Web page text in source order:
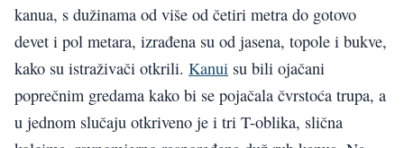
kanua, s dužinama od više od četiri metra do gotovo
devet i pol metara, izrađena su od jasena, topole i bukve,
kako su istraživači otkrili. Kanui su bili ojačani
poprečnim gredama kako bi se pojačala čvrstoća trupa, a
u jednom slučaju otkriveno je i tri T-oblika, slična